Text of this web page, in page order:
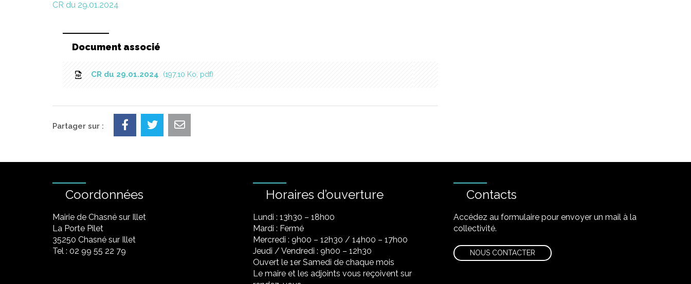
CR du 29.01.2024
Document associé
CR du 29.01.2024 197,10 Ko, pdf
Partager sur :
Coordonnées
Mairie de Chasné sur Illet
La Porte Pilet
35250 Chasné sur Illet
Tel : 02 99 55 22 79
Horaires d’ouverture
Lundi : 13h30 – 18h00
Mardi : Fermé
Mercredi : 9h00 – 12h30 / 14h00 – 17h00
Jeudi / Vendredi : 9h00 – 12h30
Ouvert le 1er Samedi de chaque mois
Le maire et les adjoints vous reçoivent sur
Contacts
Accédez au formulaire pour envoyer un mail à la
collectivité.
NOUS CONTACTER